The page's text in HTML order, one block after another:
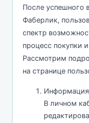
После успешного
Фаберлик,
спектр
процесс покупки
Рассмотрим
на странице
В личном